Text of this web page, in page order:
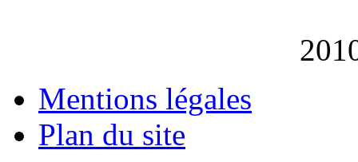
Mentions légales
Plan du site